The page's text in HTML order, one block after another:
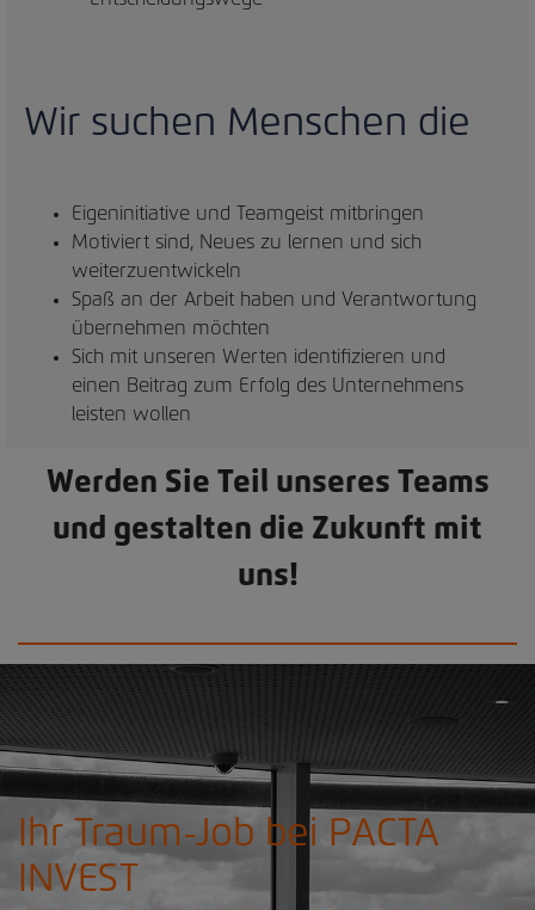
Wir suchen Menschen die
Eigeninitiative und Teamgeist mitbringen
Motiviert sind, Neues zu lernen und sich
weiterzuentwickeln
Spaß an der Arbeit haben und Verantwortung
übernehmen möchten
Sich mit unseren Werten identifizieren und
einen Beitrag zum Erfolg des Unternehmens
leisten wollen
Werden Sie Teil unseres Teams
und gestalten die Zukunft mit
uns!
Ihr Traum-Job bei PACTA
INVEST